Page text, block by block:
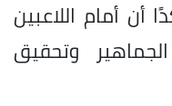
أن أمام اللاعبين
وتحقيق